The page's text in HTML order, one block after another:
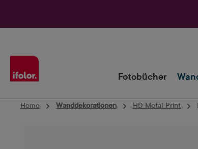
Fotobücher
Home Wanddekorationen HD Metal Print